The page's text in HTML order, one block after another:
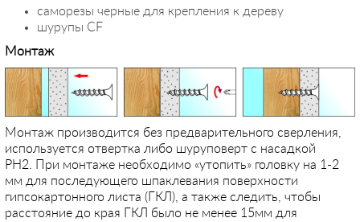
саморезы черные для крепления к дереву
шурупы CF
Монтаж
Монтаж производится без предварительного сверления,
используется отвертка либо шуруповерт с насадкой
PH2. При монтаже необходимо «утопить» головку на 1-2
мм для последующего шпаклевания поверхности
гипсокартонного листа (ГКЛ), а также следить, чтобы
расстояние до края ГКЛ было не менее 15мм для